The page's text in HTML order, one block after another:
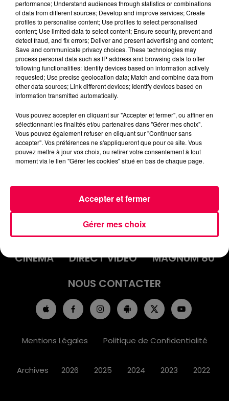
Flash infos
Crédit :Flash infos
INFOS
AGENDA
JEUX
PODCASTS
CINÉMA
DIRECT VIDÉO
MAGNUM 80
NOUS CONTACTER
Mentions Légales Politique de Confidentialité
Archives 2026 2025 2024 2023 2022
performance; Understand audiences through statistics or combinations
of data from different sources; Develop and improve services; Create
profiles to personalise content; Use profiles to select personalised
content; Use limited data to select content; Ensure security, prevent and
detect fraud, and fix errors; Deliver and present advertising and content;
Save and communicate privacy choices. These technologies may
process personal data such as IP address and browsing data to offer
following functionalities: Identify devices based on information actively
requested; Use precise geolocation data; Match and combine data from
other data sources; Link different devices; Identify devices based on
information transmitted automatically.
Vous pouvez accepter en cliquant sur "Accepter et fermer", ou affiner en
sélectionnant les finalités et/ou partenaires dans "Gérer mes choix".
Vous pouvez également refuser en cliquant sur "Continuer sans
accepter". Vos préférences ne s'appliqueront que pour ce site. Vous
pouvez mettre à jour vos choix, ou retirer votre consentement à tout
moment via le lien "Gérer les cookies" situé en bas de chaque page.
Gérer mes choix
Accepter et fermer